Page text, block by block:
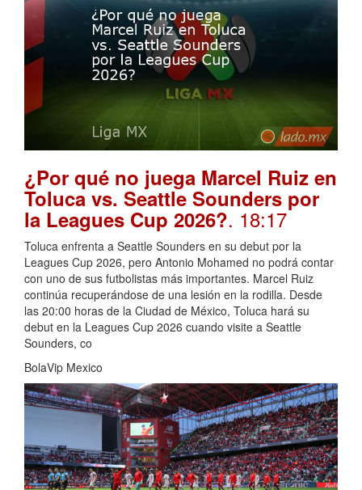
¿Por qué no juega Marcel Ruiz en
Toluca vs. Seattle Sounders por
la Leagues Cup 2026?. 18:17
Toluca enfrenta a Seattle Sounders en su debut por la
Leagues Cup 2026, pero Antonio Mohamed no podrá contar
con uno de sus futbolistas más importantes. Marcel Ruiz
continúa recuperándose de una lesión en la rodilla. Desde
las 20:00 horas de la Ciudad de México, Toluca hará su
debut en la Leagues Cup 2026 cuando visite a Seattle
Sounders, co
BolaVip Mexico